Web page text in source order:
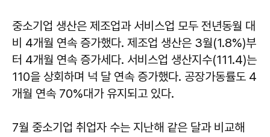
중소기업 생산은 제조업과 서비스업 모두 전년동월 대
비 4개월 연속 증가했다. 제조업 생산은 3월(1.8%)부
터 4개월 연속 증가세다. 서비스업 생산지수(111.4)는
110을 상회하며 넉 달 연속 증가했다. 공장가동률도 4
개월 연속 70%대가 유지되고 있다.
7월 중소기업 취업자 수는 지난해 같은 달과 비교해